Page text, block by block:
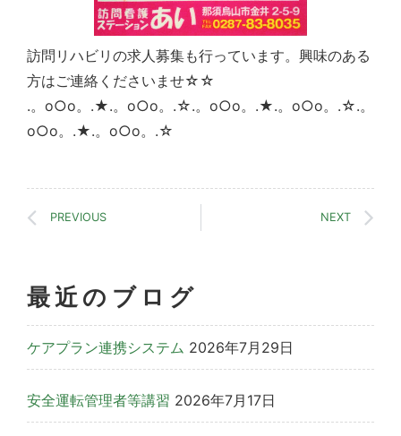
訪問リハビリの求人募集も行っています。興味のある
方はご連絡くださいませ☆☆
.。o○o。.★.。o○o。.☆.。o○o。.★.。o○o。.☆.。
o○o。.★.。o○o。.☆
PREVIOUS NEXT
最近のブログ
ケアプラン連携システム 2026年7月29日
安全運転管理者等講習 2026年7月17日